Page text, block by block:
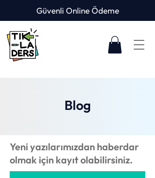
Güvenli Online Ödeme
Blog
Yeni yazılarımızdan haberdar
olmak için kayıt olabilirsiniz.